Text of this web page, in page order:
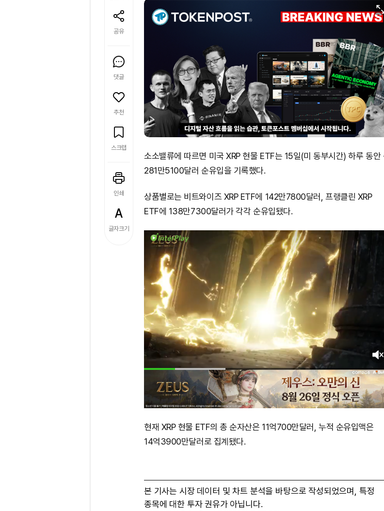
공유
댓글
추천
스크랩
인쇄
글자크기
소소밸류에 따르면 미국 XRP 현물 ETF는 15일(미 동부시간) 하루 동안
281만5100달러 순유입을 기록했다.
상품별로는 비트와이즈 XRP ETF에 142만7800달러, 프랭클린 XRP
ETF에 138만7300달러가 각각 순유입됐다.
현재 XRP 현물 ETF의 총 순자산은 11억700만달러, 누적 순유입액은
14억3900만달러로 집계됐다.
본 기사는 시장 데이터 및 차트 분석을 바탕으로 작성되었으며, 특정
종목에 대한 투자 권유가 아닙니다.